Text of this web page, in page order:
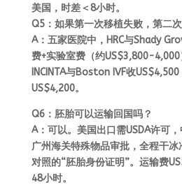
美国，时差＜8小时。
Q5：如果第一次移植失败，第二
A：五家医院中，HRC与Shady
费+实验室费（约US$3,800-4,000
INCINTA与Boston IVF收
US$4,200。
Q6：胚胎可以运输回国吗？
A：可以。美国出口需USDA许可
广州海关特殊物品审批，全程干
对照的“胚胎身份证明”。运输费
48小时。